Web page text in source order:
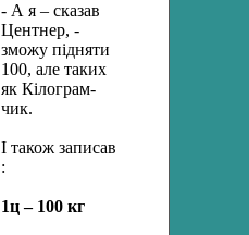
- А я – сказав
Центнер, -
зможу підняти
100, але таких
як Кілограм-
чик.
І також записав
:
1ц – 100 кг